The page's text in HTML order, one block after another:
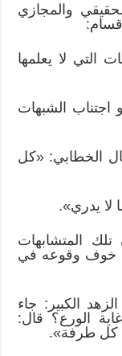
والمجازي
التي لا يعلمها
اجتناب الشبهات
الخطابي: «كل
لا يدري».
المتشابهات
خوف وقوعه في
الكبير: جاء
الورع؟ قال:
كل طرفة».